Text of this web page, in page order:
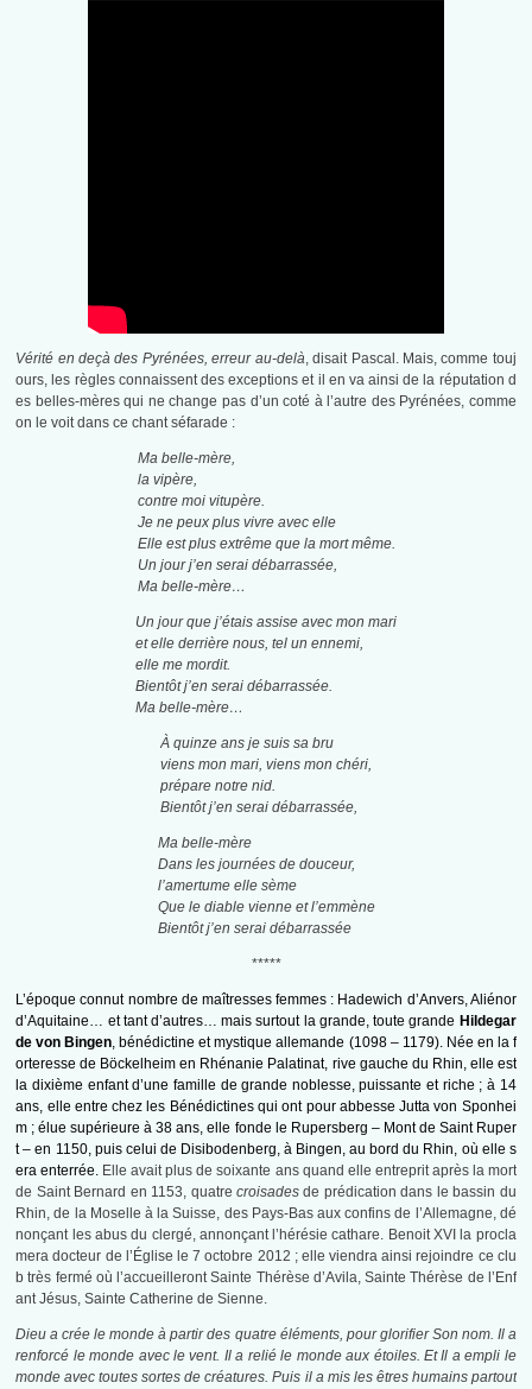
Vérité en deçà des Pyrénées, erreur au-delà, disait Pascal. Mais, comme touj
ours, les règles connaissent des exceptions et il en va ainsi de la réputation d
es belles-mères qui ne change pas d’un coté à l’autre des Pyrénées, comme
on le voit dans ce chant séfarade :
Ma belle-mère,
la vipère,
contre moi vitupère.
Je ne peux plus vivre avec elle
Elle est plus extrême que la mort même.
Un jour j’en serai débarrassée,
Ma belle-mère…
Un jour que j’étais assise avec mon mari
et elle derrière nous, tel un ennemi,
elle me mordit.
Bientôt j’en serai débarrassée.
Ma belle-mère…
À quinze ans je suis sa bru
viens mon mari, viens mon chéri,
prépare notre nid.
Bientôt j’en serai débarrassée,
Ma belle-mère
Dans les journées de douceur,
l’amertume elle sème
Que le diable vienne et l’emmène
Bientôt j’en serai débarrassée
*****
L’époque connut nombre de maîtresses femmes : Hadewich d’Anvers, Aliénor
d’Aquitaine… et tant d’autres… mais surtout la grande, toute grande Hildegar
de von Bingen, bénédictine et mystique allemande (1098 – 1179). Née en la f
orteresse de Böckelheim en Rhénanie Palatinat, rive gauche du Rhin, elle est
la dixième enfant d’une famille de grande noblesse, puissante et riche ; à 14
ans, elle entre chez les Bénédictines qui ont pour abbesse Jutta von Sponhei
m ; élue supérieure à 38 ans, elle fonde le Rupersberg – Mont de Saint Ruper
t – en 1150, puis celui de Disibodenberg, à Bingen, au bord du Rhin, où elle s
era enterrée. Elle avait plus de soixante ans quand elle entreprit après la mort
de Saint Bernard en 1153, quatre croisadesde prédication dans le bassin du
Rhin, de la Moselle à la Suisse, des Pays-Bas aux confins de l’Allemagne, dé
nonçant les abus du clergé, annonçant l’hérésie cathare. Benoit XVI la procla
mera docteur de l’Église le 7 octobre 2012 ; elle viendra ainsi rejoindre ce clu
b très fermé où l’accueilleront Sainte Thérèse d’Avila, Sainte Thérèse de l’Enf
ant Jésus, Sainte Catherine de Sienne.
Dieu a crée le monde à partir des quatre éléments, pour glorifier Son nom. Il a
renforcé le monde avec le vent. Il a relié le monde aux étoiles. Et Il a empli le
monde avec toutes sortes de créatures. Puis il a mis les êtres humains partout